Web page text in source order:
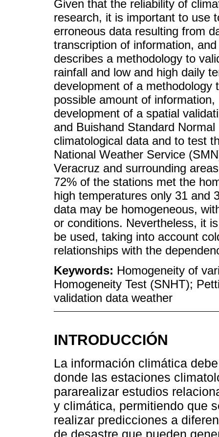
Given that the reliability of
research, it is important to use
erroneous data resulting from
transcription of information,
describes a methodology to
rainfall and low and high daily
development of a
possible amount of
development of a spatial
and Buishand Standard
climatological data and to test
National Weather Service
Veracruz and surrounding
72% of the stations met the
high temperatures only 31 and
data may be homogeneous,
or conditions. Nevertheless, it
be used, taking into account
relationships with the
Keywords: Homogeneity of
Homogeneity Test (SNHT);
validation data weather
INTRODUCCIÓN
La información climática
donde las estaciones
pararealizar estudios
y climática, permitiendo que
realizar predicciones a
de desastre que pueden